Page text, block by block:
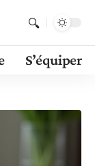
S’équiper